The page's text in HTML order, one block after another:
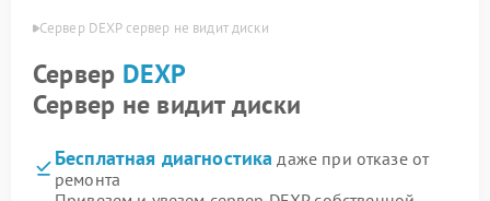
Сервер DEXP сервер не видит диски
Сервер DEXP
Сервер не видит диски
Бесплатная диагностика даже при отказе от
ремонта